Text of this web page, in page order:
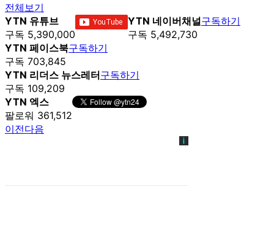
전체보기
YTN 유튜브
구독 5,390,000
YTN 네이버채널
구독 5,492,730
구독하기
YTN 페이스북
구독 703,845
구독하기
YTN 리더스 뉴스레터
구독 109,209
구독하기
YTN 엑스
팔로워 361,512
이전다음